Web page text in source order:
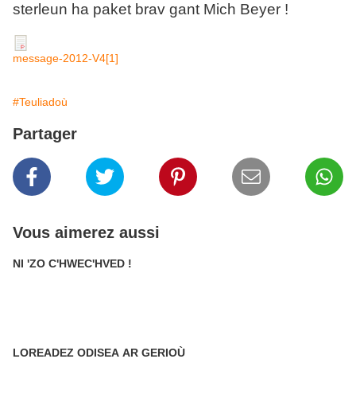
sterleun ha paket brav gant Mich Beyer !
message-2012-V4[1]
#Teuliadoù
Partager
Vous aimerez aussi
NI 'ZO C'HWEC'HVED !
LOREADEZ ODISEA AR GERIOÙ